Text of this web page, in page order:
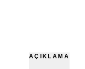
AÇIKLAMA